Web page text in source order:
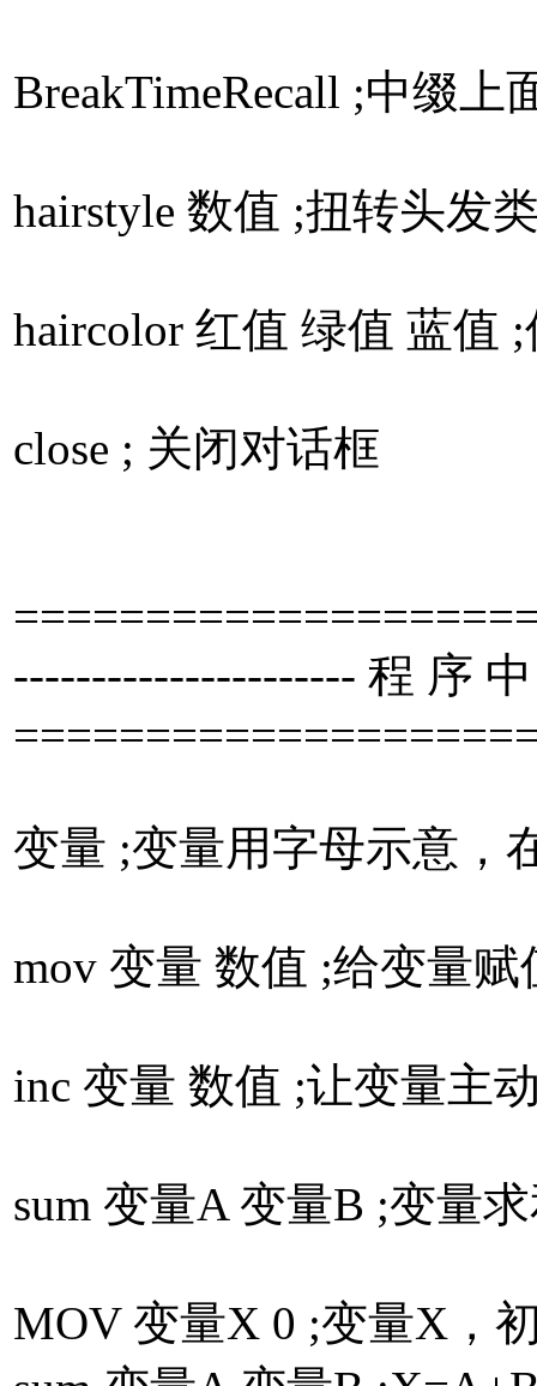
BreakTimeRecall ;中缀
hairstyle 数值 ;扭转头发
haircolor 红值 绿值 蓝值
close ; 关闭对话框
---------------------- 程 序
变量 ;变量用字母示意，
mov 变量 数值 ;给变量赋
inc 变量 数值 ;让变量主
sum 变量A 变量B ;变量
MOV 变量X 0 ;变量X，